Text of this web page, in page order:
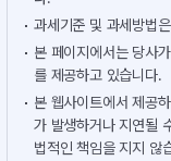
과세기준 및 과세방법
본 페이지에서는 당사
를 제공하고 있습니다.
본 웹사이트에서 제공
가 발생하거나 지연될
법적인 책임을 지지 않